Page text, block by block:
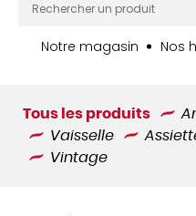
Notre magasin Nos
Tous les produits
Vaisselle
Vintage